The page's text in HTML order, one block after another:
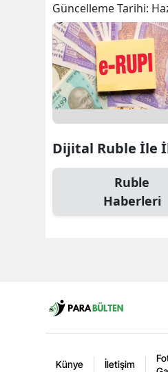
Güncelleme Tarihi:
Dijital Ruble İle
Ruble
Haberleri
Künye İletişim